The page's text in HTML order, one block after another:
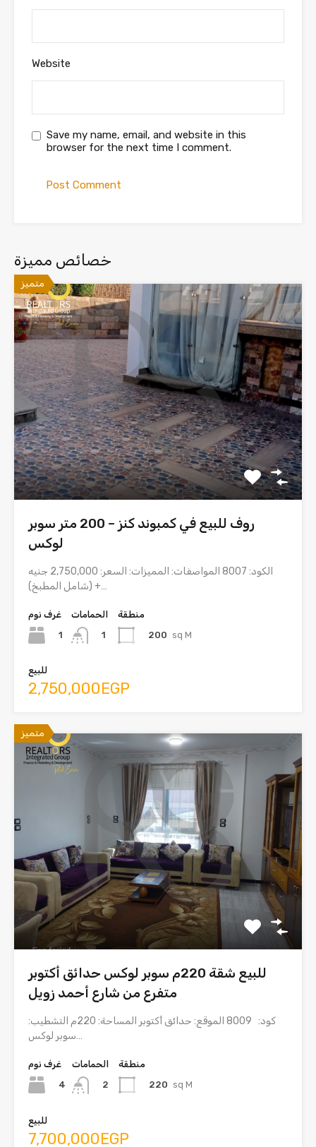
Website
Save my name, email, and website in this
browser for the next time I comment.
خصائص مميزة
متميز
روف للبيع في كمبوند كنز – 200 متر سوبر
لوكس
الكود: 8007 المواصفات: المميزات: السعر: 2,750,000 جنيه
(شامل المطبخ) +…
غرف نوم
1
الحمامات
1
منطقة
200 sq M
للبيع
2,750,000EGP
متميز
للبيع شقة 220م سوبر لوكس حدائق أكتوبر
متفرع من شارع أحمد زويل
كود: 8009 الموقع: حدائق أكتوبر المساحة: 220م التشطيب:
سوبر لوكس…
غرف نوم
4
الحمامات
2
منطقة
220 sq M
للبيع
7,700,000EGP